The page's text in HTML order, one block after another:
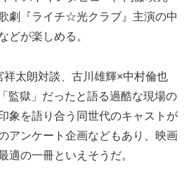
劇『ライチ☆光クラブ』主演の中
どが楽しめる。
祥太朗対談、古川雄輝×中村倫也
監獄」だったと語る過酷な現場の
象を語り合う同世代のキャストが
アンケート企画などもあり、映画
適の一冊といえそうだ。